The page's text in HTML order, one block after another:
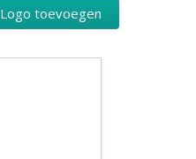
Logo toevoegen